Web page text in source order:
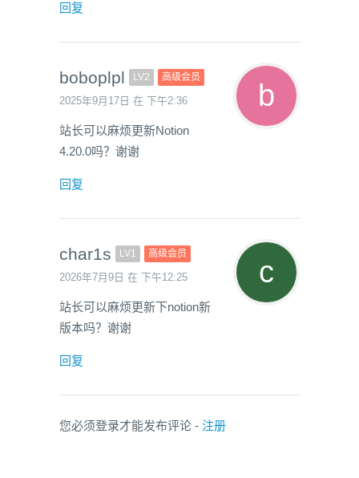
回复
boboplpl LV2 高级会员
2025年9月17日 在 下午2:36
站长可以麻烦更新Notion
4.20.0吗？谢谢
回复
char1s LV1 高级会员
2026年7月9日 在 下午12:25
站长可以麻烦更新下notion新
版本吗？谢谢
回复
您必须登录才能发布评论 - 注册